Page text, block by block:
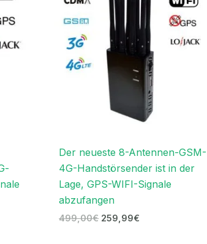
Der neueste 8-Antennen-GSM-
4G-Handstörsender ist in der
Lage, GPS-WIFI-Signale
abzufangen
499,00€ 259,99€